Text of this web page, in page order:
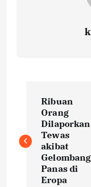
s
Ribuan
Orang
Dilaporkan
Tewas
akibat
Gelombang
Panas di
Eropa